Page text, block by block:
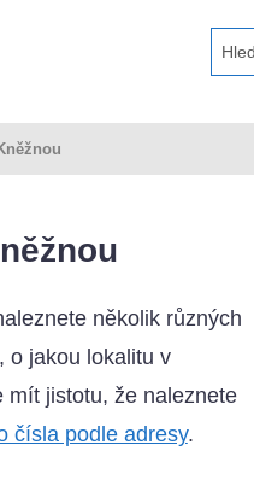
několik různých
o jakou lokalitu v
mít jistotu, že naleznete
čísla podle adresy.